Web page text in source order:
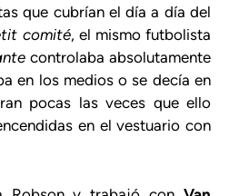
que cubrían el día a día del
comité, el mismo futbolista
controlaba absolutamente
en los medios o se decía en
pocas las veces que ello
en el vestuario con